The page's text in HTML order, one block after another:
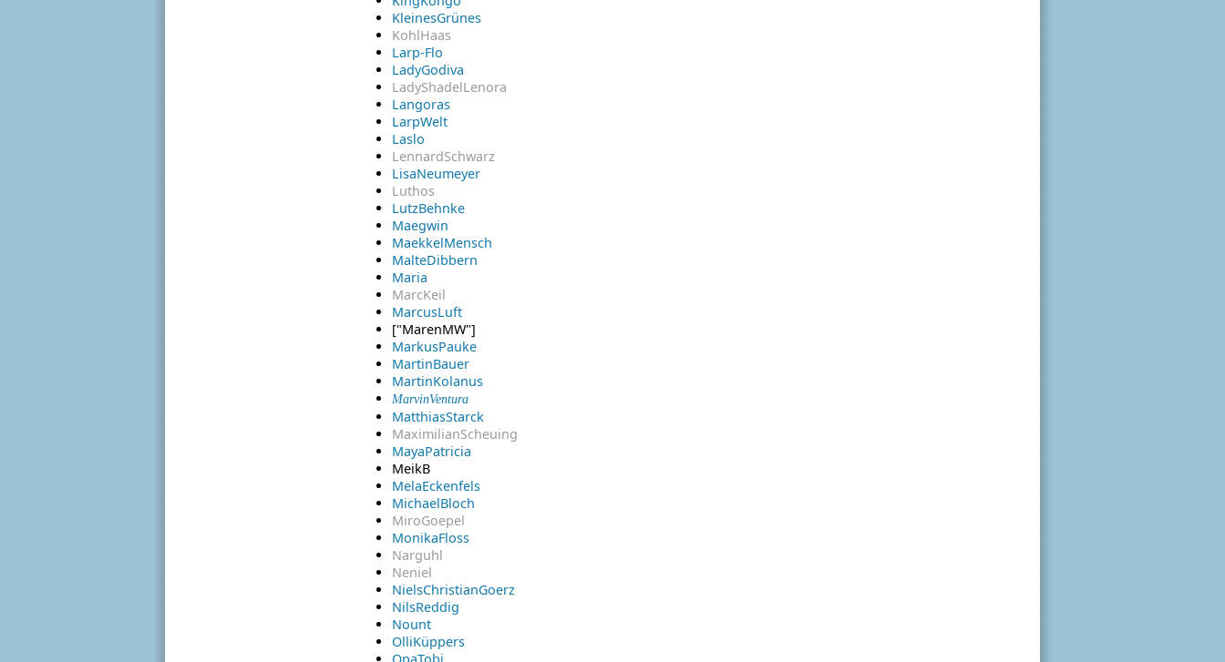
KleinesGrünes
KohlHaas
Larp-Flo
LadyGodiva
LadyShadelLenora
Langoras
LarpWelt
Laslo
LennardSchwarz
LisaNeumeyer
Luthos
LutzBehnke
Maegwin
MaekkelMensch
MalteDibbern
Maria
MarcKeil
MarcusLuft
["MarenMW"]
MarkusPauke
MartinBauer
MartinKolanus
MarvinVentura
MatthiasStarck
MaximilianScheuing
MayaPatricia
MeikB
MelaEckenfels
MichaelBloch
MiroGoepel
MonikaFloss
Narguhl
Neniel
NielsChristianGoerz
NilsReddig
Nount
OlliKüppers
OpaTobi